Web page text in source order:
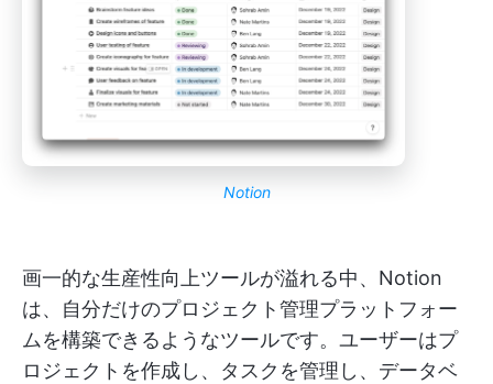
Notion
画一的な生産性向上ツールが溢れる中、Notion
は、自分だけのプロジェクト管理プラットフォー
ムを構築できるようなツールです。ユーザーはプ
ロジェクトを作成し、タスクを管理し、データベ